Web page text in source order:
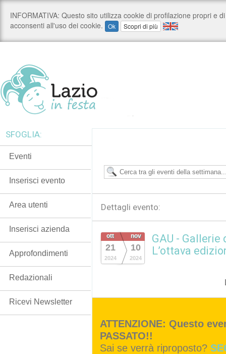
Dettagli evento:
ott
21
2024
nov
10
2024
GAU - Gallerie
L’ottava
ATTENZIONE: Questo
PASSATO!!
Sai se verrà riproposto?
SFOGLIA:
Eventi
Inserisci evento
Area utenti
Inserisci azienda
Approfondimenti
Redazionali
Ricevi Newsletter